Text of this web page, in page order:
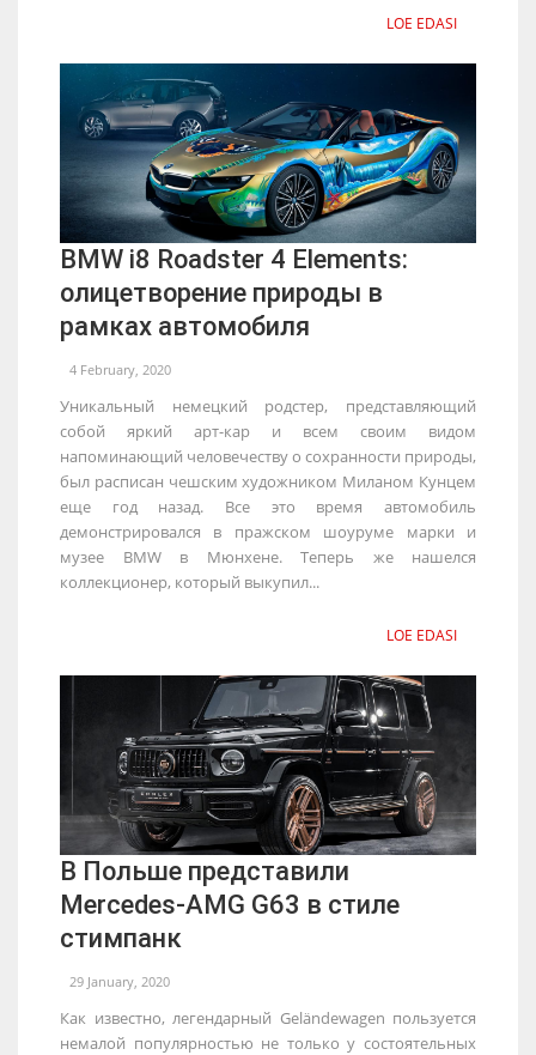
LOE EDASI
BMW i8 Roadster 4 Elements:
олицетворение природы в
рамках автомобиля
4 February, 2020
Уникальный немецкий родстер, представляющий
собой яркий арт-кар и всем своим видом
напоминающий человечеству о сохранности природы,
был расписан чешским художником Миланом Кунцем
еще год назад. Все это время автомобиль
демонстрировался в пражском шоуруме марки и
музее BMW в Мюнхене. Теперь же нашелся
коллекционер, который выкупил...
LOE EDASI
В Польше представили
Mercedes-AMG G63 в стиле
стимпанк
29 January, 2020
Как известно, легендарный Geländewagen пользуется
немалой популярностью не только у состоятельных